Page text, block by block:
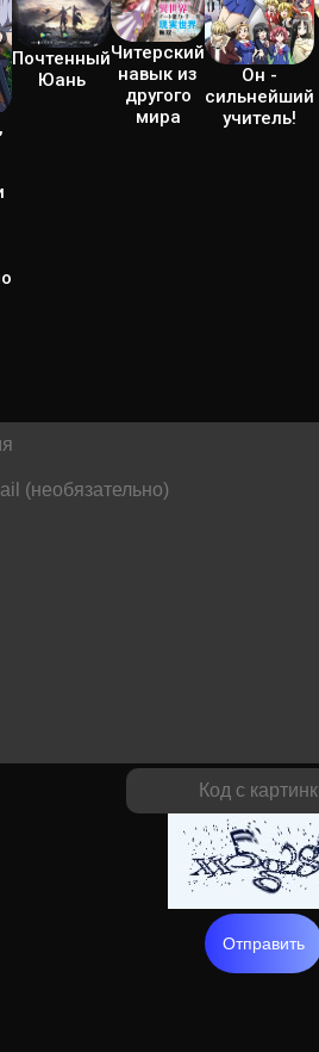
Почтенный
Юань
Читерский
навык из
другого
мира
Он -
сильнейший
учитель!
Отправить